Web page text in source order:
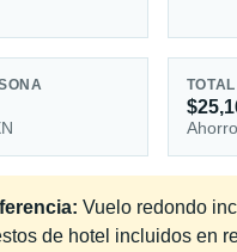
Vuelo redondo
de hotel incluidos en